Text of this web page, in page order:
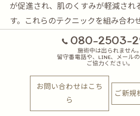
が促進され、肌のくすみが軽減され
す。これらのテクニックを組み合わ
明感のある美しい肌を実現すること
美肌を手に入れるエステサロンの
美肌を手に入れるためには、信頼で
選び方が重要です。千葉県浦安市で
際は、まず施術内容や使用するスキ
080-2503-
施術中は出られません。
留守番電話や、LINE、メール
ご協力ください。
お問い合わせはこち
ら
ご新規